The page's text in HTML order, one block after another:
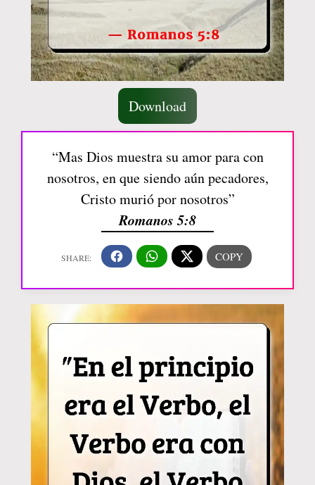
Download
“Mas Dios muestra su amor para con
nosotros, en que siendo aún pecadores,
Cristo murió por nosotros”
Romanos 5:8